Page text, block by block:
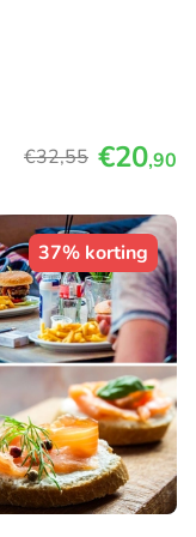
€32,55 €20,90
37% korting